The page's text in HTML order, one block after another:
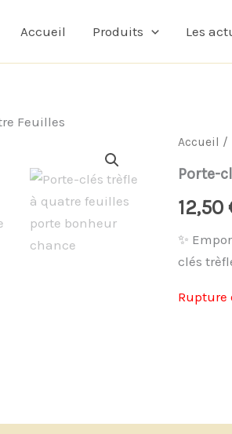
Accueil Produits Les
Feuilles
Accueil /
Porte-
12,50
✨
clés
Rupture